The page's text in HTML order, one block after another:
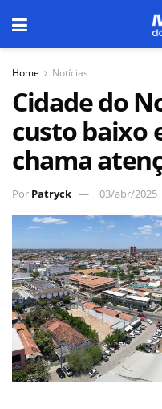
Home Notícias
Cidade do
custo baixo
chama
Por Patryck 03/abr/2025